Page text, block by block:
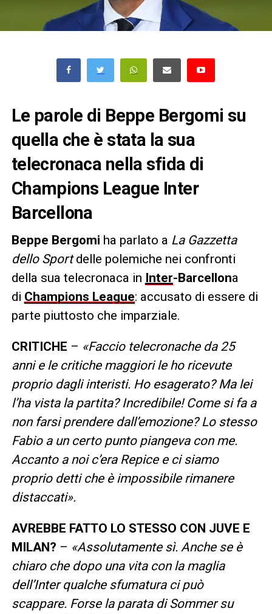
Le parole di Beppe Bergomi su
quella che è stata la sua
telecronaca nella sfida di
Champions League Inter
Barcellona
Beppe Bergomi ha parlato a La Gazzetta
dello Sportdelle polemiche nei confronti
della sua telecronaca in Inter-Barcellona
di Champions League: accusato di essere di
parte piuttosto che imparziale.
CRITICHE – «Faccio telecronache da 25
anni e le critiche maggiori le ho ricevute
proprio dagli interisti. Ho esagerato? Ma lei
l’ha vista la partita? Incredibile! Come si fa a
non farsi prendere dall’emozione? Lo stesso
Fabio a un certo punto piangeva con me.
Accanto a noi c’era Repice e ci siamo
proprio detti che è impossibile rimanere
distaccati».
AVREBBE FATTO LO STESSO CON JUVE E
MILAN? – «Assolutamente sì. Anche se è
chiaro che dopo una vita con la maglia
dell’Inter qualche sfumatura ci può
scappare. Forse la parata di Sommer su